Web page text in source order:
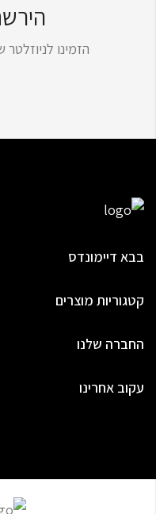
הזמינו
בבא דיימונדס
קטגוריות מוצרים
החברה שלנו
עקוב אחרינו